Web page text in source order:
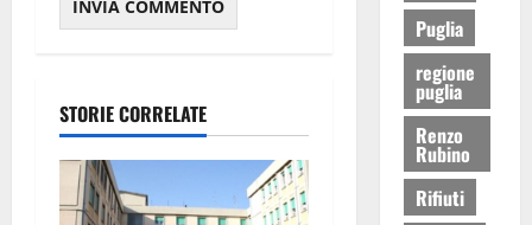
STORIE CORRELATE
Puglia
regione
puglia
Renzo
Rubino
Rifiuti